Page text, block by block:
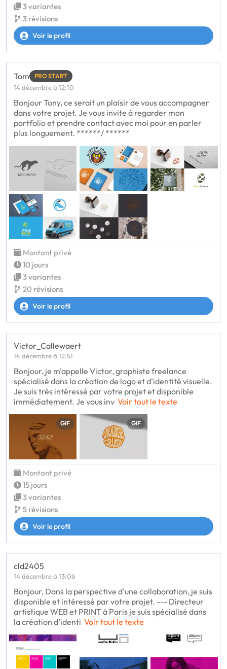
3 variantes
3 révisions
Voir le profil
Tom PRO START
14 décembre à 12:10
Bonjour Tony, ce serait un plaisir de vous accompagner
dans votre projet. Je vous invite à regarder mon
portfolio et prendre contact avec moi pour en parler
plus longuement. ******/ ******
Montant privé
10 jours
3 variantes
20 révisions
Voir le profil
Victor_Callewaert
14 décembre à 12:51
Bonjour, je m'appelle Victor, graphiste freelance
spécialisé dans la création de logo et d’identité visuelle.
Je suis très intéressé par votre projet et disponible
immédiatement. Je vous inv Voir tout le texte
GIF GIF
Montant privé
15 jours
3 variantes
5 révisions
Voir le profil
cld2405
14 décembre à 13:06
Bonjour, Dans la perspective d'une collaboration, je suis
disponible et intéressé par votre projet. --- Directeur
artistique WEB et PRINT à Paris je suis spécialisé dans
la création d’identi Voir tout le texte